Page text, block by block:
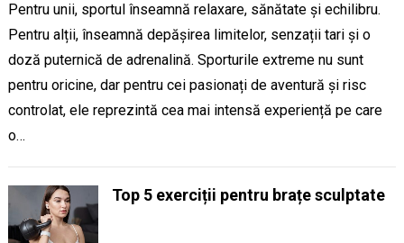
Pentru unii, sportul înseamnă relaxare, sănătate și echilibru.
Pentru alții, înseamnă depășirea limitelor, senzații tari și o
doză puternică de adrenalină. Sporturile extreme nu sunt
pentru oricine, dar pentru cei pasionați de aventură și risc
controlat, ele reprezintă cea mai intensă experiență pe care
o…
Top 5 exerciții pentru brațe sculptate